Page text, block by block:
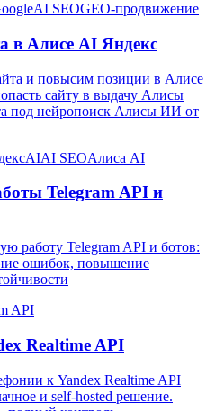
AI SEOGEO-продвижение
в Алисе AI Яндекс
и повысим позиции в Алисе
сайту в выдачу Алисы
под нейропоиск Алисы ИИ от
AIAI SEOАлиса AI
Telegram API и
работу Telegram API и ботов:
ошибок, повышение
API
Realtime API
к Yandex Realtime API
и self-hosted решение.